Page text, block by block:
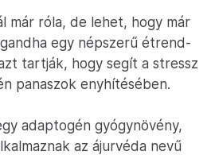
már róla, de lehet, hogy már
egy népszerű étrend-
tartják, hogy segít a stressz
panaszok enyhítésében.
adaptogén gyógynövény,
az ájurvéda nevű